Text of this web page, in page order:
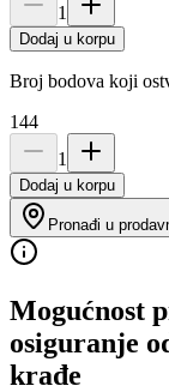
1
Dodaj u korpu
Broj bodova koji
144
1
Dodaj u korpu
Pronađi u
Mogućnost
osiguranje
krađe